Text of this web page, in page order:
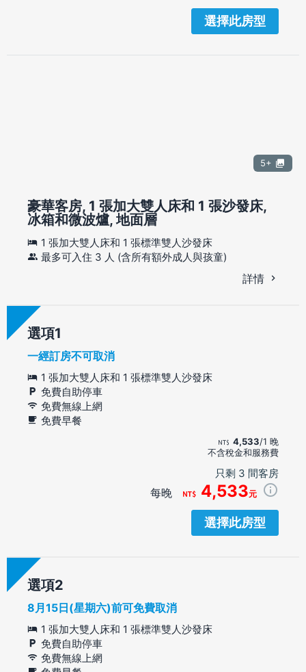
選擇此房型
5+
豪華客房, 1 張加大雙人床和 1 張沙發床,
冰箱和微波爐, 地面層
1 張加大雙人床和 1 張標準雙人沙發床
最多可入住 3 人 (含所有額外成人與孩童)
詳情
選項
一經訂房不可取消
1 張加大雙人床和 1 張標準雙人沙發床
免費自助停車
免費無線上網
免費早餐
4,533/1 晚
不含稅金和服務費
只剩 3 間客房
每晚 4,533元
選擇此房型
選項
8月15日(星期六)前可免費取消
1 張加大雙人床和 1 張標準雙人沙發床
免費自助停車
免費無線上網